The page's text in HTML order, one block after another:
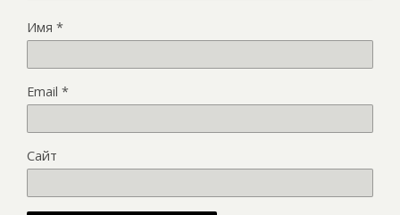
Имя *
Email *
Сайт